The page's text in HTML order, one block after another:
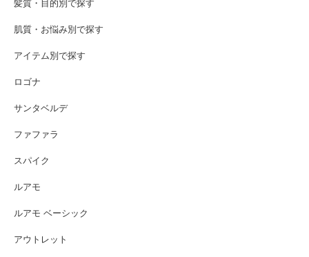
髪質・目的別で探す
肌質・お悩み別で探す
アイテム別で探す
ロゴナ
サンタベルデ
ファファラ
スパイク
ルアモ
ルアモ ベーシック
アウトレット